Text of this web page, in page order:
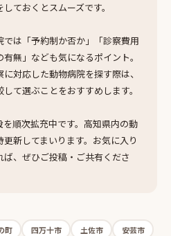
ておくとスムーズです。
は「予約制か否か」「診察費用
無」なども気になるポイント。
対応した動物病院を探す際は、
て選ぶことをおすすめします。
順次拡充中です。高知県内の動
新してまいります。お気に入り
、ぜひご投稿・ご共有くださ
町 四万十市 土佐市
安芸市